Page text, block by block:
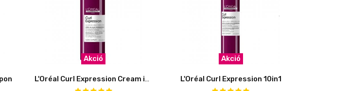
Akció
L'Oréal Curl Expression Cream in Jelly
Akció
L'Oréal Curl Expression 10in1